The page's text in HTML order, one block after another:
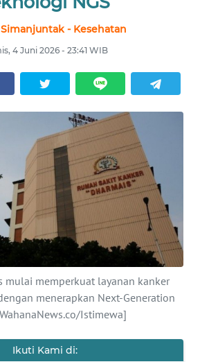
- Kesehatan
4 Juni 2026 - 23:41 WIB
mulai memperkuat layanan kanker
menerapkan Next-Generation
Istimewa]
Ikuti Kami di: